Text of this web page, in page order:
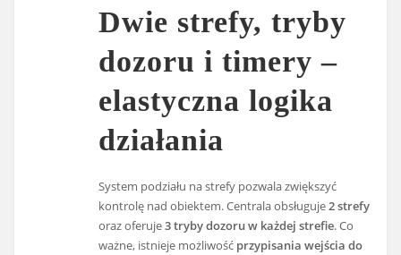
Dwie strefy, tryby
dozoru i timery –
elastyczna logika
działania
System podziału na strefy pozwala zwiększyć
kontrolę nad obiektem. Centrala obsługuje2 strefy
oraz oferuje3 tryby dozoru w każdej strefie. Co
ważne, istnieje możliwość przypisania wejścia do